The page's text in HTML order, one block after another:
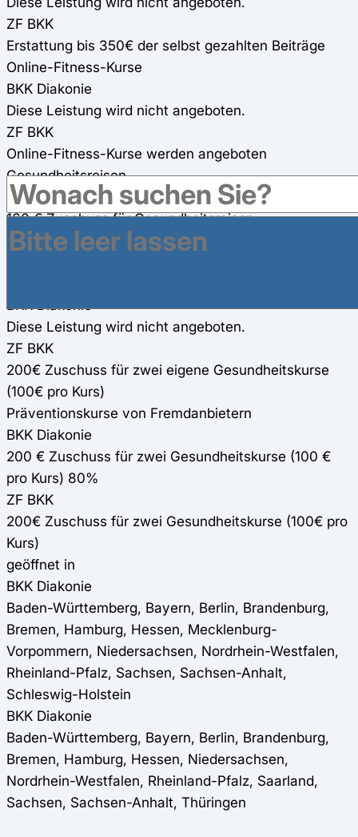
ZF BKK
Erstattung bis 350€ der selbst gezahlten Beiträge
Online-Fitness-Kurse
BKK Diakonie
Diese Leistung wird nicht angeboten.
ZF BKK
Online-Fitness-Kurse werden angeboten
Gesundheitsreisen
BKK Diakonie
160 € Zuschuss für Gesundheitsreisen
ZF BKK
BKK Diakonie
Diese Leistung wird nicht angeboten.
ZF BKK
200€ Zuschuss für zwei eigene Gesundheitskurse
(100€ pro Kurs)
Präventionskurse von Fremdanbietern
BKK Diakonie
200 € Zuschuss für zwei Gesundheitskurse (100 €
pro Kurs) 80%
ZF BKK
200€ Zuschuss für zwei Gesundheitskurse (100€ pro
Kurs)
geöffnet in
BKK Diakonie
Baden-Württemberg, Bayern, Berlin, Brandenburg,
Bremen, Hamburg, Hessen, Mecklenburg-
Vorpommern, Niedersachsen, Nordrhein-Westfalen,
Rheinland-Pfalz, Sachsen, Sachsen-Anhalt,
Schleswig-Holstein
BKK Diakonie
Baden-Württemberg, Bayern, Berlin, Brandenburg,
Bremen, Hamburg, Hessen, Niedersachsen,
Nordrhein-Westfalen, Rheinland-Pfalz, Saarland,
Sachsen, Sachsen-Anhalt, Thüringen